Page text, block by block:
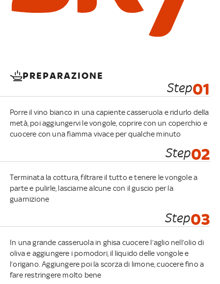
PREPARAZIONE
Step01
Porre il vino bianco in una capiente casseruola e ridurlo della
metà, poi aggiungervi le vongole, coprire con un coperchio e
cuocere con una fiamma vivace per qualche minuto
Step02
Terminata la cottura, filtrare il tutto e tenere le vongole a
parte e pulirle, lasciarne alcune con il guscio per la
guarnizione
Step03
In una grande casseruola in ghisa cuocere l’aglio nell’olio di
oliva e aggiungere i pomodori, il liquido delle vongole e
l’origano. Aggiungere poi la scorza di limone, cuocere fino a
fare restringere molto bene